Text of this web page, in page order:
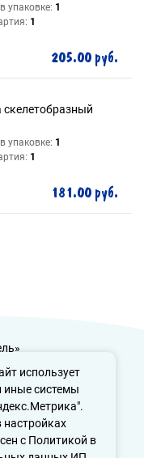
использует
иные системы
настройках
с Политикой в
упаковке: 1
1
205.00 руб.
скелетобразный
упаковке: 1
1
181.00 руб.